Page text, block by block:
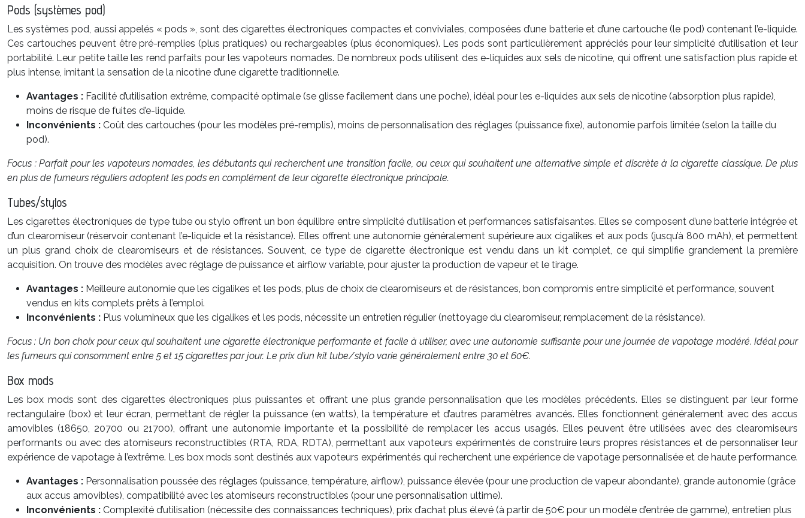
Pods (systèmes pod)
Les systèmes pod, aussi appelés « pods », sont des cigarettes électroniques compactes et conviviales, composées d’une batterie et d’une cartouche (le pod) contenant l’e-liquide.
Ces cartouches peuvent être pré-remplies (plus pratiques) ou rechargeables (plus économiques). Les pods sont particulièrement appréciés pour leur simplicité d’utilisation et leur
portabilité. Leur petite taille les rend parfaits pour les vapoteurs nomades. De nombreux pods utilisent des e-liquides aux sels de nicotine, qui offrent une satisfaction plus rapide et
plus intense, imitant la sensation de la nicotine d’une cigarette traditionnelle.
Avantages : Facilité d’utilisation extrême, compacité optimale (se glisse facilement dans une poche), idéal pour les e-liquides aux sels de nicotine (absorption plus rapide),
moins de risque de fuites d’e-liquide.
Inconvénients : Coût des cartouches (pour les modèles pré-remplis), moins de personnalisation des réglages (puissance fixe), autonomie parfois limitée (selon la taille du
pod).
Focus : Parfait pour les vapoteurs nomades, les débutants qui recherchent une transition facile, ou ceux qui souhaitent une alternative simple et discrète à la cigarette classique. De plus
en plus de fumeurs réguliers adoptent les pods en complément de leur cigarette électronique principale.
Tubes/stylos
Les cigarettes électroniques de type tube ou stylo offrent un bon équilibre entre simplicité d’utilisation et performances satisfaisantes. Elles se composent d’une batterie intégrée et
d’un clearomiseur (réservoir contenant l’e-liquide et la résistance). Elles offrent une autonomie généralement supérieure aux cigalikes et aux pods (jusqu’à 800 mAh), et permettent
un plus grand choix de clearomiseurs et de résistances. Souvent, ce type de cigarette électronique est vendu dans un kit complet, ce qui simplifie grandement la première
acquisition. On trouve des modèles avec réglage de puissance et airflow variable, pour ajuster la production de vapeur et le tirage.
Avantages : Meilleure autonomie que les cigalikes et les pods, plus de choix de clearomiseurs et de résistances, bon compromis entre simplicité et performance, souvent
vendus en kits complets prêts à l’emploi.
Inconvénients : Plus volumineux que les cigalikes et les pods, nécessite un entretien régulier (nettoyage du clearomiseur, remplacement de la résistance).
Focus : Un bon choix pour ceux qui souhaitent une cigarette électronique performante et facile à utiliser, avec une autonomie suffisante pour une journée de vapotage modéré. Idéal pour
les fumeurs qui consomment entre 5 et 15 cigarettes par jour. Le prix d’un kit tube/stylo varie généralement entre 30 et 60€.
Box mods
Les box mods sont des cigarettes électroniques plus puissantes et offrant une plus grande personnalisation que les modèles précédents. Elles se distinguent par leur forme
rectangulaire (box) et leur écran, permettant de régler la puissance (en watts), la température et d’autres paramètres avancés. Elles fonctionnent généralement avec des accus
amovibles (18650, 20700 ou 21700), offrant une autonomie importante et la possibilité de remplacer les accus usagés. Elles peuvent être utilisées avec des clearomiseurs
performants ou avec des atomiseurs reconstructibles (RTA, RDA, RDTA), permettant aux vapoteurs expérimentés de construire leurs propres résistances et de personnaliser leur
expérience de vapotage à l’extrême. Les box mods sont destinés aux vapoteurs expérimentés qui recherchent une expérience de vapotage personnalisée et de haute performance.
Avantages : Personnalisation poussée des réglages (puissance, température, airflow), puissance élevée (pour une production de vapeur abondante), grande autonomie (grâce
aux accus amovibles), compatibilité avec les atomiseurs reconstructibles (pour une personnalisation ultime).
Inconvénients : Complexité d’utilisation (nécessite des connaissances techniques), prix d’achat plus élevé (à partir de 50€ pour un modèle d’entrée de gamme), entretien plus